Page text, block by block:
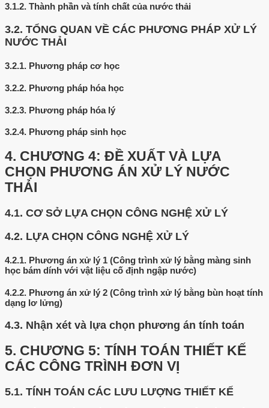
3.1.2. Thành phần và tính chất của nước thải
3.2. TỔNG QUAN VỀ CÁC PHƯƠNG PHÁP XỬ LÝ
NƯỚC THẢI
3.2.1. Phương pháp cơ học
3.2.2. Phương pháp hóa học
3.2.3. Phương pháp hóa lý
3.2.4. Phương pháp sinh học
4. CHƯƠNG 4: ĐỀ XUẤT VÀ LỰA
CHỌN PHƯƠNG ÁN XỬ LÝ NƯỚC
THẢI
4.1. CƠ SỞ LỰA CHỌN CÔNG NGHỆ XỬ LÝ
4.2. LỰA CHỌN CÔNG NGHỆ XỬ LÝ
4.2.1. Phương án xử lý 1 (Công trình xử lý bằng màng sinh
học bám dính với vật liệu cố định ngập nước)
4.2.2. Phương án xử lý 2 (Công trình xử lý bằng bùn hoạt tính
dạng lơ lửng)
4.3. Nhận xét và lựa chọn phương án tính toán
5. CHƯƠNG 5: TÍNH TOÁN THIẾT KẾ
CÁC CÔNG TRÌNH ĐƠN VỊ
5.1. TÍNH TOÁN CÁC LƯU LƯỢNG THIẾT KẾ